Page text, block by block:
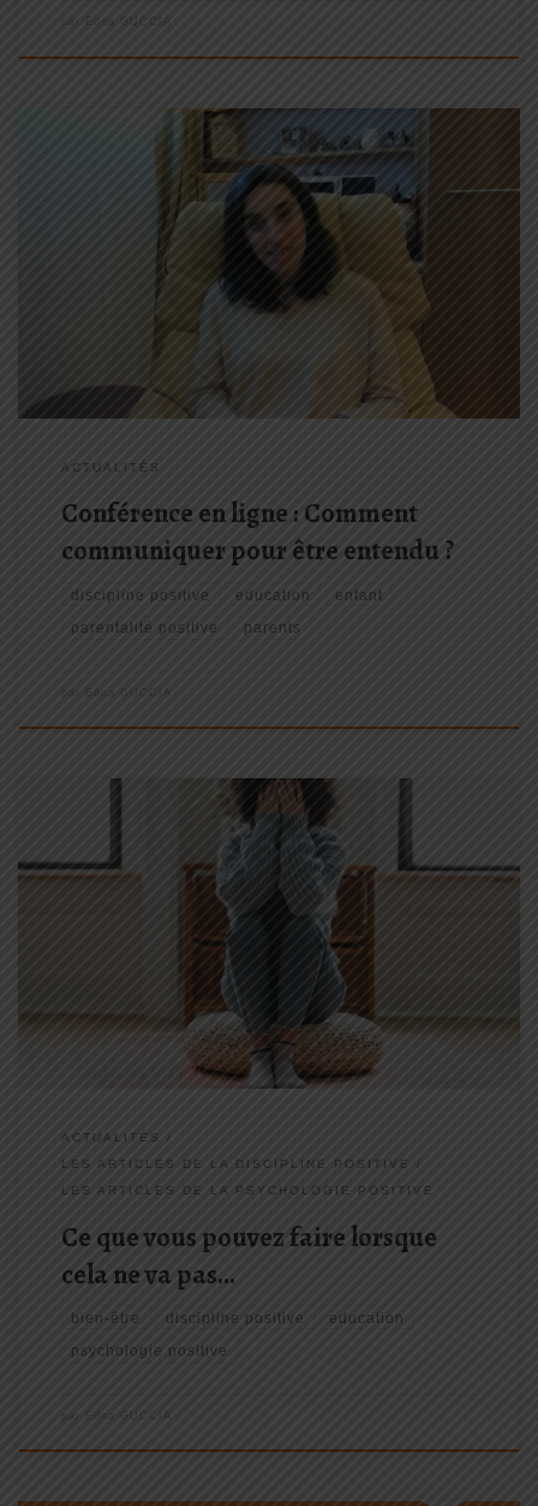
par Edna GUCCIA
Voilà l'extrait de la conférence "Comment communiquer pour être
entendu ? Je répète 100 fois la même chose , je parle à un mur, je
parle quelle langue !, on ne se comprend pas... "
ACTUALITÉS
Conférence en ligne : Comment
communiquer pour être entendu ?
discipline positive education enfant
parentalité positive parents
Edna GUCCIA
[...] Puis à un moment donné, j’ai senti que j’étais à bout … je rêvais
d’harmonie familiale, de jeux dans la bonne humeur, de complicité
avec mes enfants…. Mais je n’y arrivais pas. Cela venait petit à petit
me ronger et cela déteignait sur mon couple et dans ma vie
professionnelle... [lire la suite]
ACTUALITÉS
LES ARTICLES DE LA DISCIPLINE POSITIVE
LES ARTICLES DE LA PSYCHOLOGIE POSITIVE
Ce que vous pouvez faire lorsque
cela ne va pas…
bien-être discipline positive education
psychologie positive
Edna GUCCIA